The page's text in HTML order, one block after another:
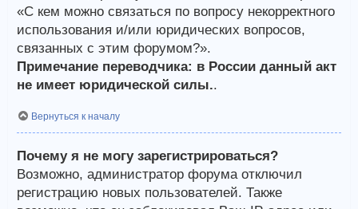
«С кем можно связаться по вопросу некорректного
использования и/или юридических вопросов,
связанных с этим форумом?».
Примечание переводчика: в России данный акт
не имеет юридической силы..
Вернуться к началу
Почему я не могу зарегистрироваться?
Возможно, администратор форума отключил
регистрацию новых пользователей. Также